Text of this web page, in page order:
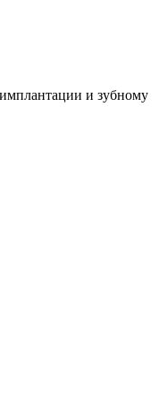
и зубному